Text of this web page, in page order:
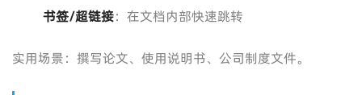
书签/超链接：在文档内部快速跳转
实用场景：撰写论文、使用说明书、公司制度文件。